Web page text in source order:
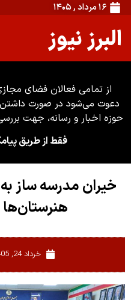
۱۶ مرداد , ۱۴۰۵
البرز نیوز
از تمامی فعالان فضای
دعوت می‌شود در صورت داشتن
حوزه اخبار و رسانه، جهت
فقط از طریق پیامک :
خیران مدرسه ساز
خرداد 24, 1405